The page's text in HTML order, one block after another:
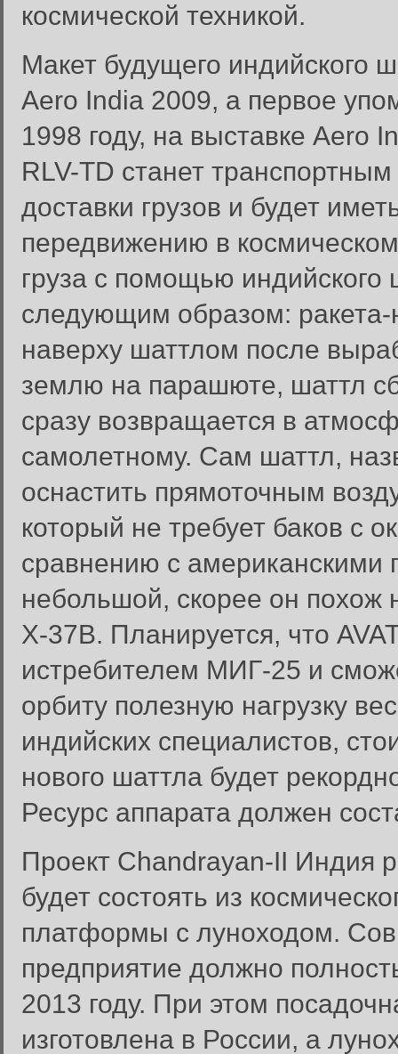
космической техникой.
Макет будущего индийского
Aero India 2009, а первое
1998 году, на выставке Aero
RLV-TD станет
доставки грузов и будет
передвижению в
груза с помощью
следующим образом:
наверху шаттлом после
землю на парашюте, шаттл
сразу возвращается в
самолетному. Сам шаттл,
оснастить прямоточным
который не требует баков с
сравнению с
небольшой, скорее он
Х-37В. Планируется, что
истребителем МИГ-25 и
орбиту полезную нагрузку
индийских специалистов,
нового шаттла будет
Ресурс аппарата должен
Проект Chandrayan-II Индия
будет состоять из
платформы с луноходом.
предприятие должно
2013 году. При этом
изготовлена в России, а
Забыли пароль?